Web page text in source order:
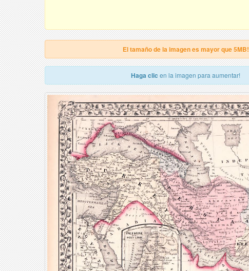
El tamaño de la imagen es mayor que 5MB!
Haga clic en la imagen para aumentar!